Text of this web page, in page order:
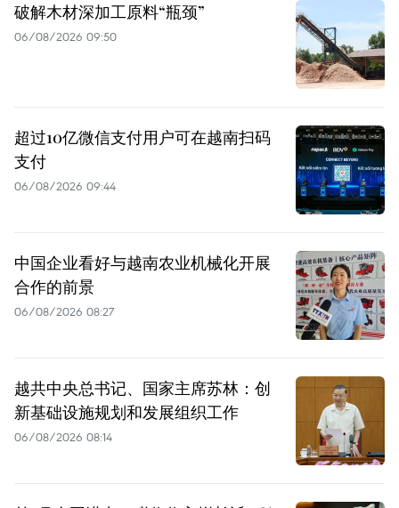
破解木材深加工原料“瓶颈”
06/08/2026 09:50
超过10亿微信支付用户可在越南扫码
支付
06/08/2026 09:44
中国企业看好与越南农业机械化开展
合作的前景
06/08/2026 08:27
越共中央总书记、国家主席苏林：创
新基础设施规划和发展组织工作
06/08/2026 08:14